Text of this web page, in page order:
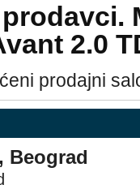
2.0
prodajni
Beograd